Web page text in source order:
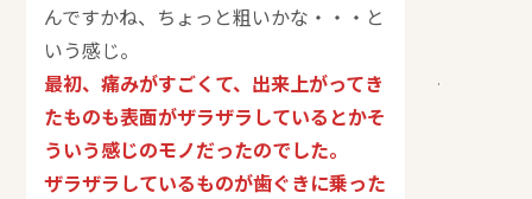
んですかね、ちょっと粗いかな・・・と
いう感じ。
最初、痛みがすごくて、出来上がってき
たものも表面がザラザラしているとかそ
ういう感じのモノだったのでした。
ザラザラしているものが歯ぐきに乗った